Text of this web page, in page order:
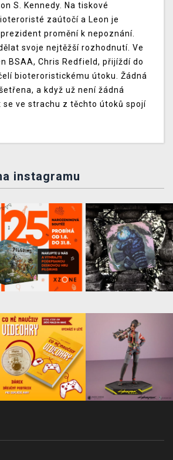
S. Kennedy. Na tiskové
zaútočí a Leon je
promění k nepoznání.
svoje nejtěžší rozhodnutí. Ve
BSAA, Chris Redfield, přijíždí do
bioteroristickému útoku. Žádná
a když už není žádná
se ve strachu z těchto útoků spojí
instagramu